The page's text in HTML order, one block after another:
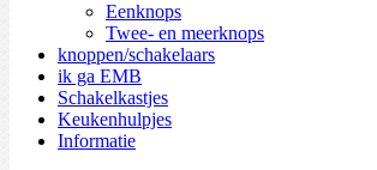
Eenknops
Twee- en meerknops
knoppen/schakelaars
ik ga EMB
Schakelkastjes
Keukenhulpjes
Informatie